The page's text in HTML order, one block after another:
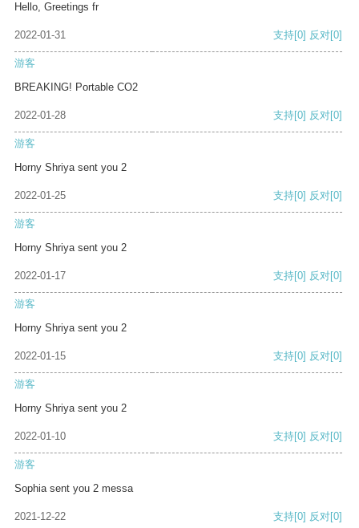
Hello, Greetings fr
2022-01-31 支持[0] 反对[0]
游客
BREAKING! Portable CO2
2022-01-28 支持[0] 反对[0]
游客
Horny Shriya sent you 2
2022-01-25 支持[0] 反对[0]
游客
Horny Shriya sent you 2
2022-01-17 支持[0] 反对[0]
游客
Horny Shriya sent you 2
2022-01-15 支持[0] 反对[0]
游客
Horny Shriya sent you 2
2022-01-10 支持[0] 反对[0]
游客
Sophia sent you 2 messa
2021-12-22 支持[0] 反对[0]